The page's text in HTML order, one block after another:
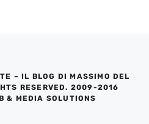
– IL BLOG DI MASSIMO DEL
RESERVED. 2009-2016
& MEDIA SOLUTIONS